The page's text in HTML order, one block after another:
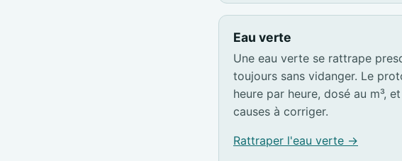
Eau verte
Une eau verte se rattrape
toujours sans vidanger. Le
heure par heure, dosé au m³,
causes à corriger.
Rattraper l'eau verte →